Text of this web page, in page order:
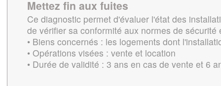
Mettez fin aux fuites
Ce diagnostic permet d'évaluer l'état des
de vérifier sa conformité aux normes de sécurité
• Biens concernés : les logements dont
• Opérations visées : vente et location
• Durée de validité : 3 ans en cas de vente et 6